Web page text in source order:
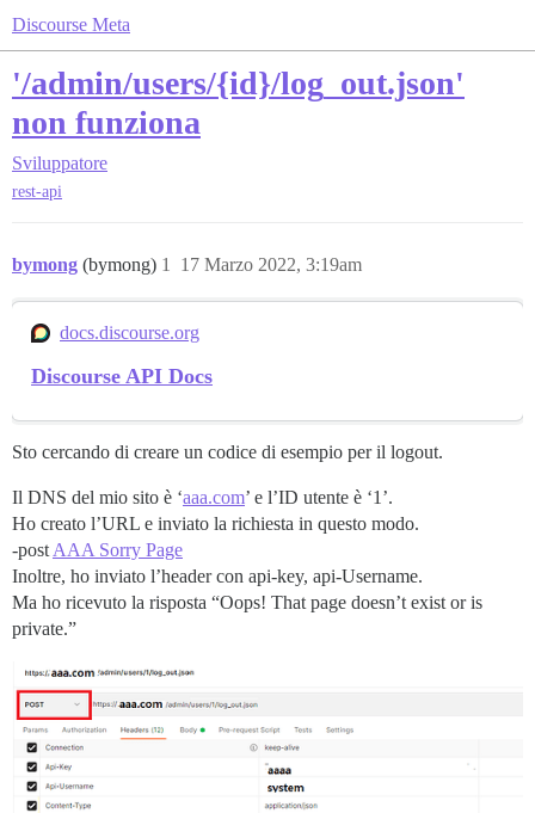
Discourse Meta
'/admin/users/{id}/log_out.json'
non funziona
Sviluppatore
rest-api
bymong (bymong) 17 Marzo 2022, 3:19am
1
docs.discourse.org
Discourse API Docs
Sto cercando di creare un codice di esempio per il logout.
Il DNS del mio sito è ‘aaa.com’ e l’ID utente è ‘1’.
Ho creato l’URL e inviato la richiesta in questo modo.
-post AAA Sorry Page
Inoltre, ho inviato l’header con api-key, api-Username.
Ma ho ricevuto la risposta “Oops! That page doesn’t exist or is
private.”